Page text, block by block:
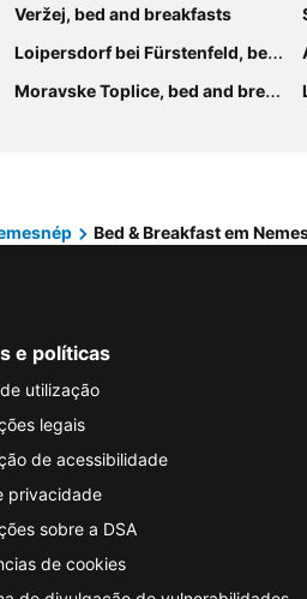
Veržej, bed and breakfasts
Loipersdorf bei Fürstenfeld, bed and breakfasts
Moravske Toplice, bed and breakfasts
Bed & Breakfast em
e políticas
utilização
legais
de acessibilidade
privacidade
sobre a DSA
de cookies